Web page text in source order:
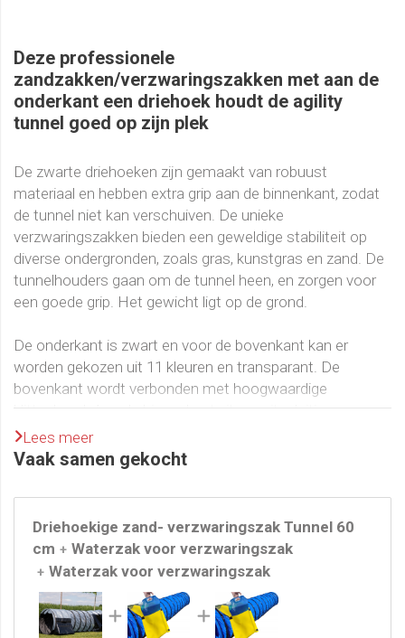
Deze professionele
zandzakken/verzwaringszakken met aan de
onderkant een driehoek houdt de agility
tunnel goed op zijn plek
De zwarte driehoeken zijn gemaakt van robuust
materiaal en hebben extra grip aan de binnenkant, zodat
de tunnel niet kan verschuiven. De unieke
verzwaringszakken bieden een geweldige stabiliteit op
diverse ondergronden, zoals gras, kunstgras en zand. De
tunnelhouders gaan om de tunnel heen, en zorgen voor
een goede grip. Het gewicht ligt op de grond.
De onderkant is zwart en voor de bovenkant kan er
worden gekozen uit 11 kleuren en transparant. De
bovenkant wordt verbonden met hoogwaardige
klittenband. Aan de binnenkant zit een ritssluiting, zo
kunnen de verzwaringszakken makkelijk worden gevuld.
Per zijde moeten de zandzakken worden gevuld met
plastic zak doen.) Aan de binnenkant zit een handgreep.
De zandzakken worden zonder zand geleverd
Lees meer
Vaak samen gekocht
Driehoekige zand- verzwaringszak Tunnel 60
cm + Waterzak voor verzwaringszak
+ Waterzak voor verzwaringszak